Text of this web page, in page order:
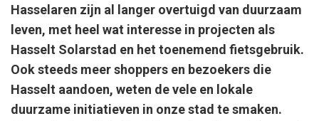
Hasselaren zijn al langer overtuigd van duurzaam
leven, met heel wat interesse in projecten als
Hasselt Solarstad en het toenemend fietsgebruik.
Ook steeds meer shoppers en bezoekers die
Hasselt aandoen, weten de vele en lokale
duurzame initiatieven in onze stad te smaken.